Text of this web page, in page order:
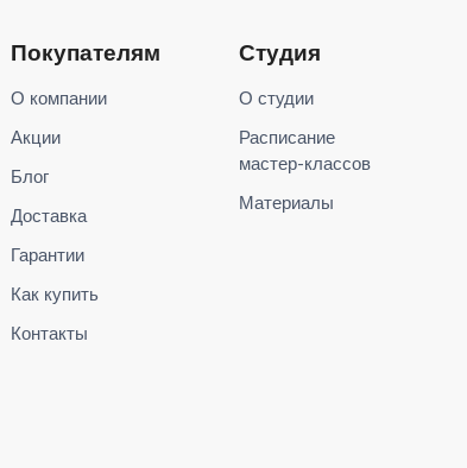
Покупателям
О компании
Акции
Блог
Доставка
Гарантии
Как купить
Контакты
Студия
О студии
Расписание
мастер-классов
Материалы